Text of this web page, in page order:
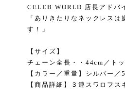
CELEB WORLD 店長アドバ
「ありきたりなネックレス
す！」
【サイズ】
チェーン全長・・44cm／ト
【カラー／重量】シルバー／
【商品詳細】３連スワロフ